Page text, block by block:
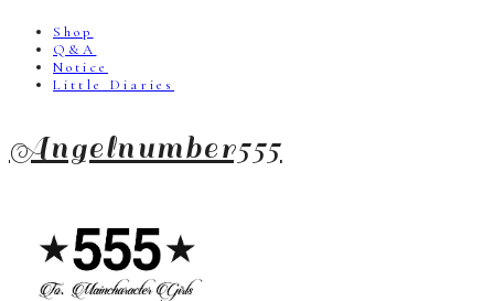
Shop
Q&A
Notice
Little Diaries
Angelnumber555